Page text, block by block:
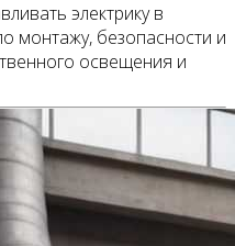
электрику в
монтажу, безопасности и
освещения и